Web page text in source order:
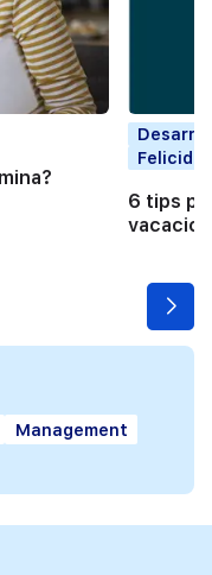
6 tips
Management